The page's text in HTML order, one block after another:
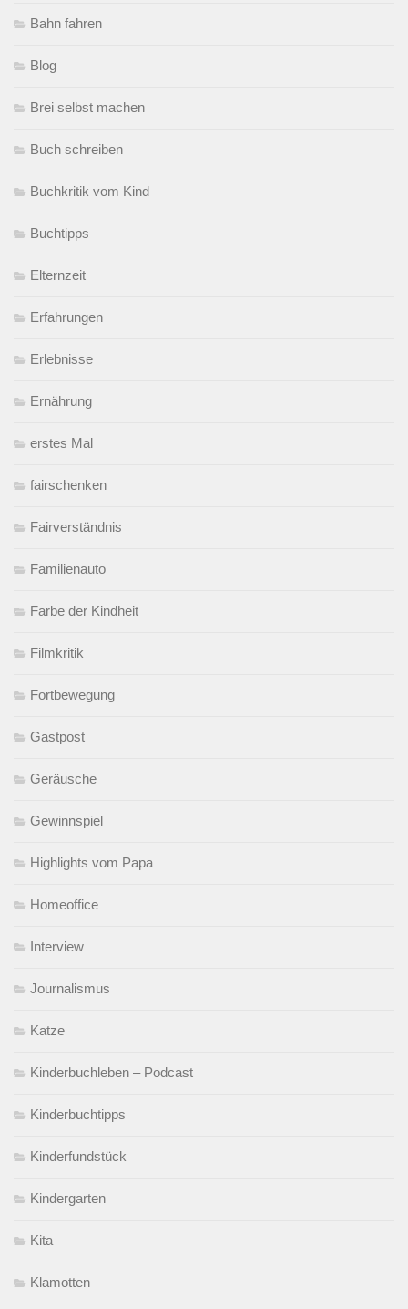
Bahn fahren
Blog
Brei selbst machen
Buch schreiben
Buchkritik vom Kind
Buchtipps
Elternzeit
Erfahrungen
Erlebnisse
Ernährung
erstes Mal
fairschenken
Fairverständnis
Familienauto
Farbe der Kindheit
Filmkritik
Fortbewegung
Gastpost
Geräusche
Gewinnspiel
Highlights vom Papa
Homeoffice
Interview
Journalismus
Katze
Kinderbuchleben – Podcast
Kinderbuchtipps
Kinderfundstück
Kindergarten
Kita
Klamotten